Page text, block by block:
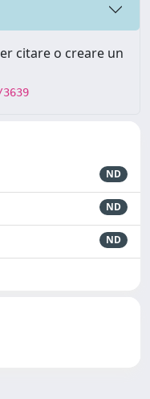
citare o creare un
ND
ND
ND